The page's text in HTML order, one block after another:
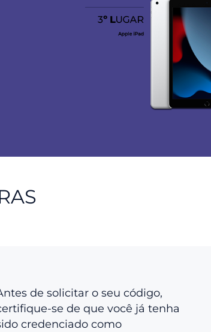
de solicitar o seu código,
se de que você já tenha
credenciado como